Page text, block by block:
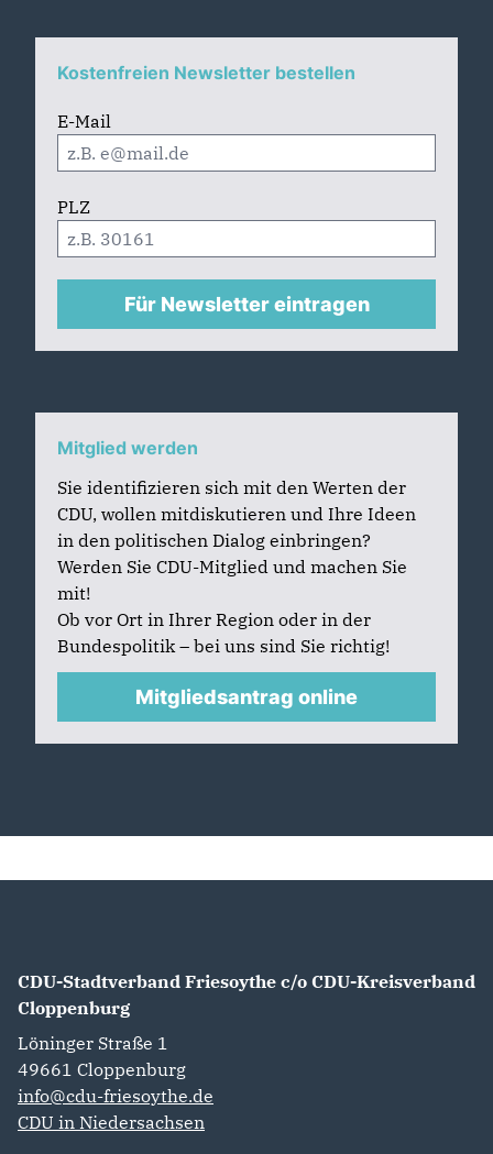
Kostenfreien Newsletter bestellen
E-Mail
PLZ
Für Newsletter eintragen
Mitglied werden
Sie identifizieren sich mit den Werten der
CDU, wollen mitdiskutieren und Ihre Ideen
in den politischen Dialog einbringen?
Werden Sie CDU-Mitglied und machen Sie
mit!
Ob vor Ort in Ihrer Region oder in der
Bundespolitik – bei uns sind Sie richtig!
Mitgliedsantrag online
CDU-Stadtverband Friesoythe c/o CDU-Kreisverband
Cloppenburg
Löninger Straße 1
49661 Cloppenburg
info@cdu-friesoythe.de
CDU in Niedersachsen